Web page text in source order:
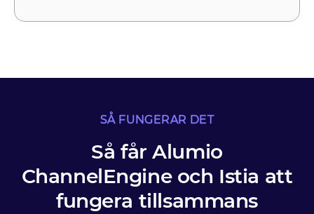
SÅ FUNGERAR DET
Så får Alumio
ChannelEngine och Istia att
fungera tillsammans